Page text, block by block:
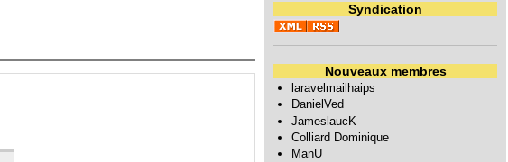
Syndication
Nouveaux membres
laravelmailhaips
DanielVed
JameslaucK
Colliard Dominique
ManU